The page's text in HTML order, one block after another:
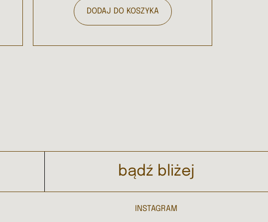
DODAJ DO KOSZYKA
bądź bliżej
INSTAGRAM